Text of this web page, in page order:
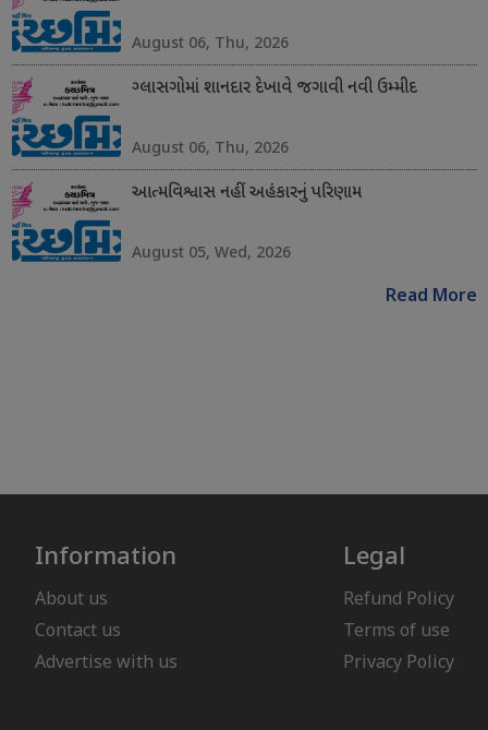
August 06, Thu, 2026
ગ્લાસગોમાં શાનદાર દેખાવે જગાવી નવી ઉમ્મીદ
August 06, Thu, 2026
આત્મવિશ્વાસ નહીં અહંકારનું પરિણામ
August 05, Wed, 2026
Read More
Information
About us
Contact us
Advertise with us
Legal
Refund Policy
Terms of use
Privacy Policy